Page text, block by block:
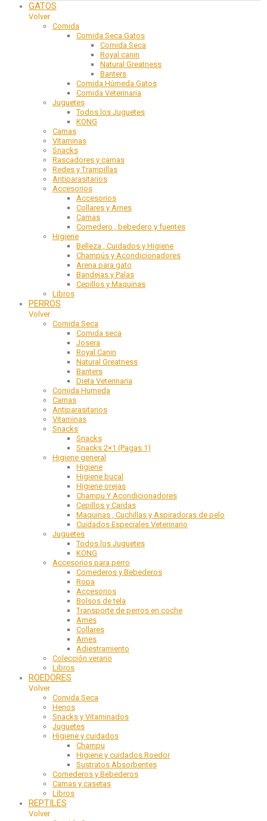
GATOS
Volver
Comida
Comida Seca Gatos
Comida Seca
Royal canin
Natural Greatness
Banters
Comida Húmeda Gatos
Comida Veterinaria
Juguetes
Todos los Juguetes
KONG
Camas
Vitaminas
Snacks
Rascadores y camas
Redes y Trampillas
Antiparasitarios
Accesorios
Accesorios
Collares y Arnes
Camas
Comedero , bebedero y fuentes
Higiene
Belleza , Cuidados y Higiene
Champús y Acondicionadores
Arena para gato
Bandejas y Palas
Cepillos y Maquinas
Libros
PERROS
Volver
Comida Seca
Comida seca
Josera
Royal Canin
Natural Greatness
Banters
Dieta Veterinaria
Comida Humeda
Camas
Antiparasitarios
Vitaminas
Snacks
Snacks
Snacks 2×1 (Pagas 1)
Higiene general
Higiene
Higiene bucal
Higiene orejas
Champu Y Acondicionadores
Cepillos y Cardas
Maquinas , Cuchillas y Aspiradoras de pelo
Cuidados Especiales Veterinario
Juguetes
Todos los Juguetes
KONG
Accesorios para perro
Comederos y Bebederos
Ropa
Accesorios
Bolsos de tela
Transporte de perros en coche
Arnes
Collares
Arnes
Adiestramiento
Colección verano
Libros
ROEDORES
Volver
Comida Seca
Henos
Snacks y Vitaminados
Juguetes
Higiene y cuidados
Champu
Higiene y cuidados Roedor
Sustratos Absorbentes
Comederos y Bebederos
Camas y casetas
Libros
REPTILES
Volver